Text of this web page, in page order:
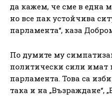
да кажем, че сме в една
но все пак устойчива
парламента“, каза
По думите му
политически сили имат
парламента. Това са
така и на „Възраждане“,